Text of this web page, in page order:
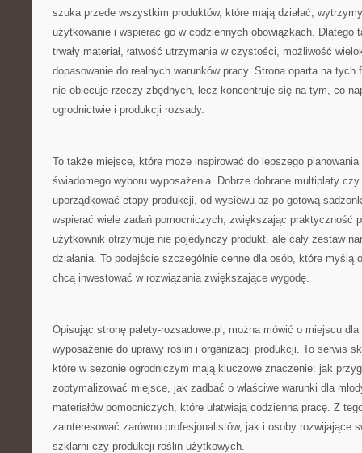
szuka przede wszystkim produktów, które mają działać,
użytkowanie i wspierać go w codziennych obowiązkach. Dlatego
trwały materiał, łatwość utrzymania w czystości, możliwość
dopasowanie do realnych warunków pracy. Strona oparta na tych
nie obiecuje rzeczy zbędnych, lecz koncentruje się na tym, co
ogrodnictwie i produkcji rozsady.
To także miejsce, które może inspirować do lepszego
świadomego wyboru wyposażenia. Dobrze dobrane multiplaty
uporządkować etapy produkcji, od wysiewu aż po gotową
wspierać wiele zadań pomocniczych, zwiększając praktyczność
użytkownik otrzymuje nie pojedynczy produkt, ale cały zestaw
działania. To podejście szczególnie cenne dla osób, które myślą
chcą inwestować w rozwiązania zwiększające wygodę.
Opisując stronę palety-rozsadowe.pl, można mówić o miejscu
wyposażenie do uprawy roślin i organizacji produkcji. To serwis
które w sezonie ogrodniczym mają kluczowe znaczenie: jak
zoptymalizować miejsce, jak zadbać o właściwe warunki dla
materiałów pomocniczych, które ułatwiają codzienną pracę. Z
zainteresować zarówno profesjonalistów, jak i osoby rozwijające
szklarni czy produkcji roślin użytkowych.